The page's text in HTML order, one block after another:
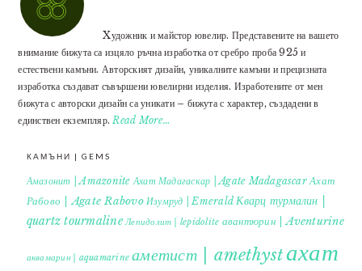
Xудожник и майстор ювелир. Представените на вашето
внимание бижута са изцяло ръчна изработка от сребро проба 925 и
естествени камъни. Авторският дизайн, уникалните камъни и прецизната
изработка създават съвършени ювелирни изделия. Изработените от мен
бижута с авторски дизайн са уникати – бижута с характер, създадени в
единствен екземпляр.Read More…
КАМЪНИ | GEMS
Амазонит | Amazonite Ахат Мадагаскар | Agate Madagascar Ахат
Рабово | Agate Rabovo Изумруд | Emerald Кварц турмалин |
quartz tourmaline Лепидолит | lepidolite авантюрин | Aventurine
аквамарин | aquamarine аметист | amethystахат